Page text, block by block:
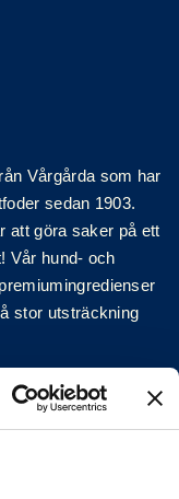
Vårgårda som har
sedan 1903.
att göra saker på ett
Vår hund- och
stor utsträckning